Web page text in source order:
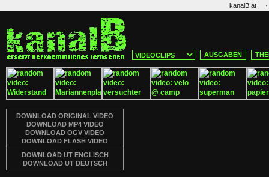
kanalB.at ·
AUSGABEN
DOWNLOAD ORIGINAL VIDEO
DOWNLOAD MP4 VIDEO
DOWNLOAD OGV VIDEO
DOWNLOAD FLASH VIDEO
DOWNLOAD UT ENGLISCH
DOWNLOAD UT DEUTSCH